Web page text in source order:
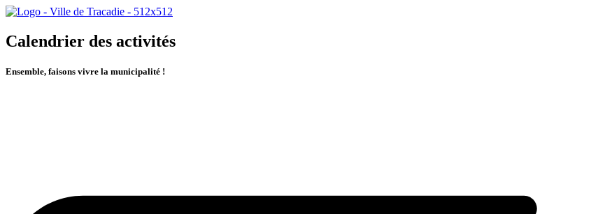
Calendrier des activités
Ensemble, faisons vivre la municipalité !